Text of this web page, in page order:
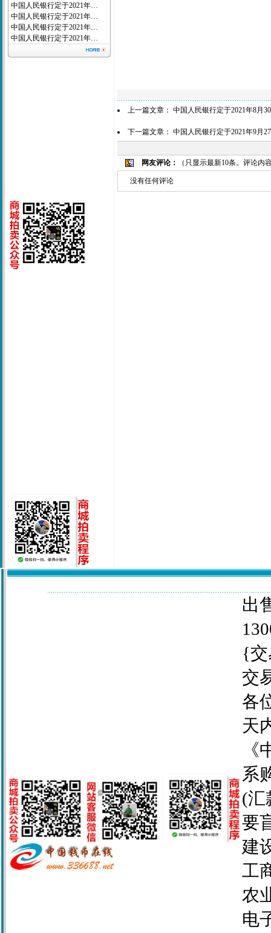
中国人民银行定于2021年…
中国人民银行定于2021年…
中国人民银行定于2021年…
中国人民银行定于2021年…
上一篇文章： 中国人民银行定于2021年8月
下一篇文章： 中国人民银行定于2021年9月
网友评论： （只显示最新10条。评论
没有任何评论
出
{交
交
各
天
系
(汇
要
建
工
农
电